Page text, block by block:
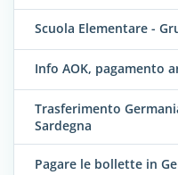
Scuola Elementare -
Info AOK, pagamento
Trasferimento
Sardegna
Pagare le bollette in